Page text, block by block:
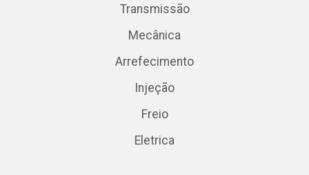
Transmissão
Mecânica
Arrefecimento
Injeção
Freio
Eletrica